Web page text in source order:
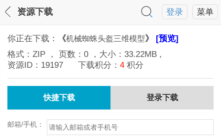
菜单
登录
资源下载
你正在下载： 《机械蜘蛛头盔三维模型》 [预览]
格式： ZIP ， 页数： 0 ，大小： 33.22MB ,
资源ID： 19197 下载积分： 4 积分
快捷下载 登录下载
邮箱/手机：